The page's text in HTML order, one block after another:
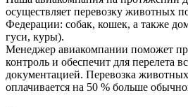
осуществляет перевозку животных
Федерации: собак, кошек, а также
гуси, куры).
Менеджер авиакомпании поможет
контроль и обеспечит для перелета
документацией. Перевозка
оплачивается на 50 % больше